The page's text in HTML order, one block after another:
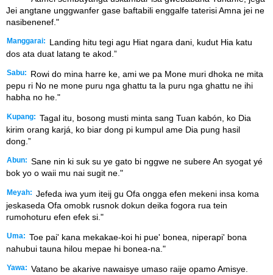
Jei angtane unggwanfer gase baftabili enggalfe taterisi Amna jei ne
nasibenenef."
Manggarai:
Landing hitu tegi agu Hiat ngara dani, kudut Hia katu
dos ata duat latang te akod.”
Sabu:
Rowi do mina harre ke, ami we pa Mone muri dhoka ne mita
pepu ri No ne mone puru nga ghattu ta la puru nga ghattu ne ihi
habha no he."
Kupang: Tagal itu, bosong musti minta sang Tuan kabón, ko Dia
kirim orang karjá, ko biar dong pi kumpul ame Dia pung hasil
dong.”
Abun: Sane nin ki suk su ye gato bi nggwe ne subere An syogat yé
bok yo o waii mu nai sugit ne."
Meyah: Jefeda iwa yum iteij gu Ofa ongga efen mekeni insa koma
jeskaseda Ofa omobk rusnok dokun deika fogora rua tein
rumohoturu efen efek si."
Uma: Toe pai' kana mekakae-koi hi pue' bonea, niperapi' bona
nahubui tauna hilou mepae hi bonea-na."
Yawa: Vatano be akarive nawaisye umaso raije opamo Amisye.